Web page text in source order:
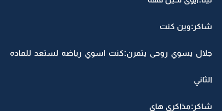
شاكر:وين كنت
جلال يسوي روحى يتمرن:كنت اسوي رياضه لستعد للماده
الثاني
شاكر:مذاكرى هاى